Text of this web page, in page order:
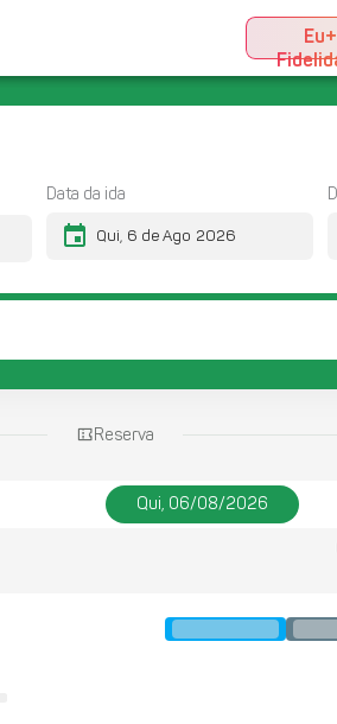
Eu+
Data da ida
event
Reserva
Qui, 06/08/2026